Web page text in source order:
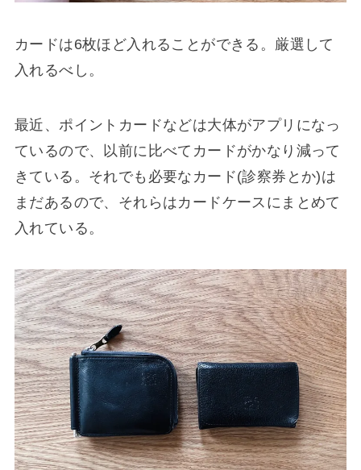
カードは6枚ほど入れることができる。厳選して
入れるべし。
最近、ポイントカードなどは大体がアプリになっ
ているので、以前に比べてカードがかなり減って
きている。それでも必要なカード(診察券とか)は
まだあるので、それらはカードケースにまとめて
入れている。